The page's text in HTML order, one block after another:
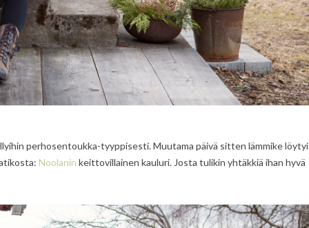
perhosentoukka-tyyppisesti. Muutama päivä sitten lämmike löytyi
Noolanin keittovillainen kauluri. Josta tulikin yhtäkkiä ihan hyvä